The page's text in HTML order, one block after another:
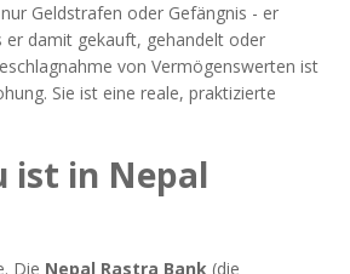
Geldstrafen oder Gefängnis - er
er damit gekauft, gehandelt oder
von Vermögenswerten ist
Sie ist eine reale, praktizierte
ist in Nepal
Die Nepal Rastra Bank (die